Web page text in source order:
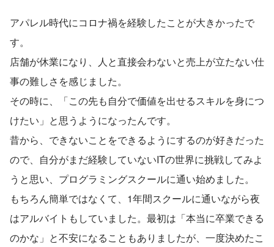
アパレル時代にコロナ禍を経験したことが大きかったで
す。
店舗が休業になり、人と直接会わないと売上が立たない仕
事の難しさを感じました。
その時に、「この先も自分で価値を出せるスキルを身につ
けたい」と思うようになったんです。
昔から、できないことをできるようにするのが好きだった
ので、自分がまだ経験していないITの世界に挑戦してみよ
うと思い、プログラミングスクールに通い始めました。
もちろん簡単ではなくて、1年間スクールに通いながら夜
はアルバイトもしていました。最初は「本当に卒業できる
のかな」と不安になることもありましたが、一度決めたこ